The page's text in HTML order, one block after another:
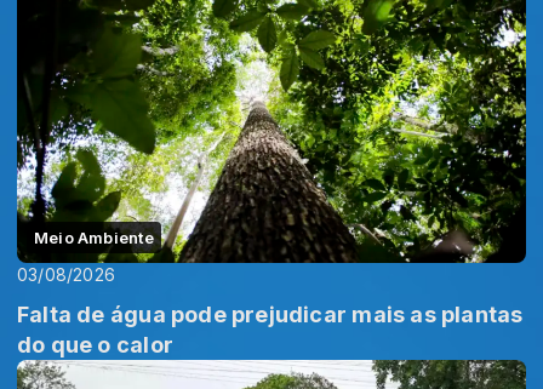
Meio Ambiente
03/08/2026
Falta de água pode prejudicar mais as plantas
do que o calor